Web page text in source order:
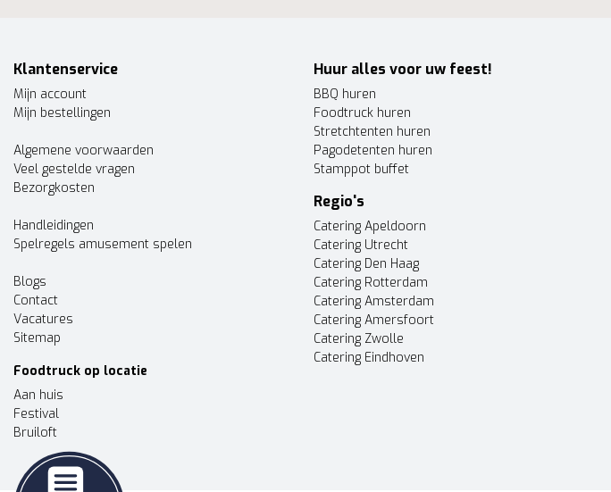
Klantenservice
Mijn account
Mijn bestellingen
Algemene voorwaarden
Veel gestelde vragen
Bezorgkosten
Handleidingen
Spelregels amusement spelen
Blogs
Contact
Vacatures
Sitemap
Foodtruck op locatie
Aan huis
Festival
Bruiloft
Huur alles voor uw feest!
BBQ huren
Foodtruck huren
Stretchtenten huren
Pagodetenten huren
Stamppot buffet
Regio's
Catering Apeldoorn
Catering Utrecht
Catering Den Haag
Catering Rotterdam
Catering Amsterdam
Catering Amersfoort
Catering Zwolle
Catering Eindhoven